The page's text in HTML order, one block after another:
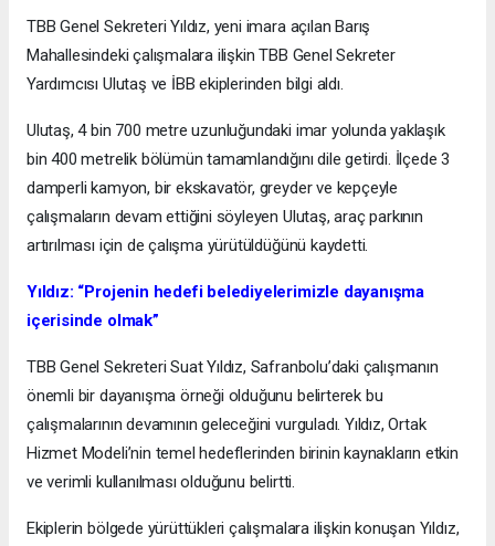
TBB Genel Sekreteri Yıldız, yeni imara açılan Barış
Mahallesindeki çalışmalara ilişkin TBB Genel Sekreter
Yardımcısı Ulutaş ve İBB ekiplerinden bilgi aldı.
Ulutaş, 4 bin 700 metre uzunluğundaki imar yolunda yaklaşık
bin 400 metrelik bölümün tamamlandığını dile getirdi. İlçede 3
damperli kamyon, bir ekskavatör, greyder ve kepçeyle
çalışmaların devam ettiğini söyleyen Ulutaş, araç parkının
artırılması için de çalışma yürütüldüğünü kaydetti.
Yıldız: “Projenin hedefi belediyelerimizle dayanışma
içerisinde olmak”
TBB Genel Sekreteri Suat Yıldız, Safranbolu’daki çalışmanın
önemli bir dayanışma örneği olduğunu belirterek bu
çalışmalarının devamının geleceğini vurguladı. Yıldız, Ortak
Hizmet Modeli’nin temel hedeflerinden birinin kaynakların etkin
ve verimli kullanılması olduğunu belirtti.
Ekiplerin bölgede yürüttükleri çalışmalara ilişkin konuşan Yıldız,